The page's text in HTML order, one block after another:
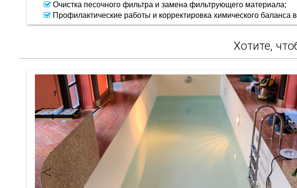
Очистка песочного фильтра и замена фильтрующего материала;
Профилактические работы и корректировка химического баланса
Хотите,